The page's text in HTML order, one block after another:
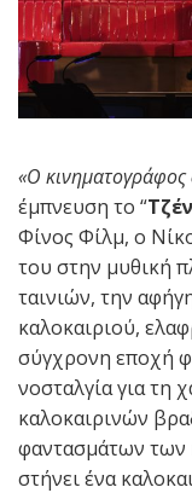
«Ο κινηματογράφος
έμπνευση το “
Φίνος Φίλμ, ο
του στην μυθική
ταινιών, την
καλοκαιριού,
σύγχρονη εποχή
νοσταλγία για τη
καλοκαιρινών
φαντασμάτων των
στήνει ένα